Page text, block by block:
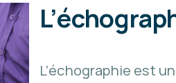
L’échographie est